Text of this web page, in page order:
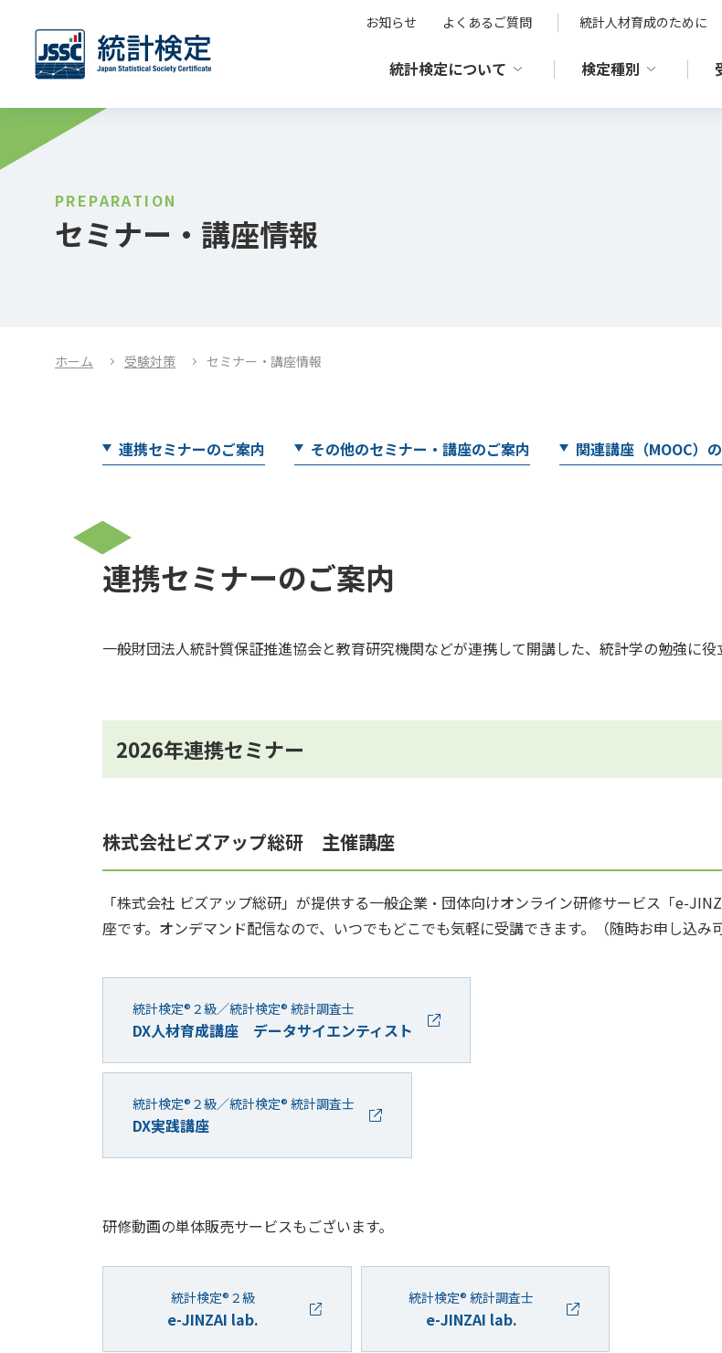
お知らせ よくあるご質問 統計人材育成のために
統計検定について 検定種別
PREPARATION
セミナー・講座情報
ホーム 受験対策 セミナー・講座情報
連携セミナーのご案内 その他のセミナー・講座のご案内 関連講座（MOOC）
連携セミナーのご案内
一般財団法人統計質保証推進協会と教育研究機関などが連携して開講した、統計学の勉強に
2026年連携セミナー
株式会社ビズアップ総研 主催講座
「株式会社 ビズアップ総研」が提供する一般企業・団体向けオンライン研修サービス「e-
座です。オンデマンド配信なので、いつでもどこでも気軽に受講できます。（随時お申し込み
統計検定®２級／統計検定® 統計調査士
DX人材育成講座 データサイエンティスト
統計検定®２級／統計検定® 統計調査士
DX実践講座
研修動画の単体販売サービスもございます。
統計検定®２級
e-JINZAI lab.
統計検定® 統計調査士
e-JINZAI lab.